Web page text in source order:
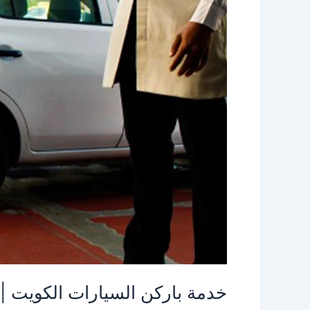
خدمة باركن السيارات الكويت | 96645468| الاخوة